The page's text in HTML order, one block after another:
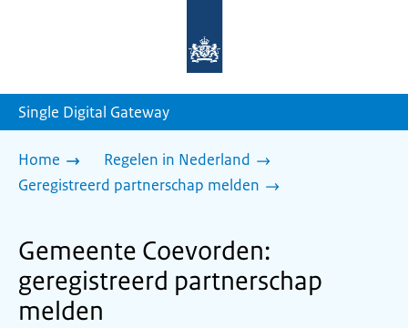
homepage
Single Digital Gateway
Home
Regelen in Nederland
Geregistreerd partnerschap melden
Gemeente Coevorden:
geregistreerd partnerschap
melden